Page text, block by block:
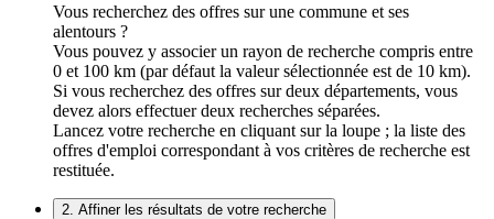
Vous recherchez des offres sur une commune et ses
alentours ?
Vous pouvez y associer un rayon de recherche compris entre
0 et 100 km (par défaut la valeur sélectionnée est de 10 km).
Si vous recherchez des offres sur deux départements, vous
devez alors effectuer deux recherches séparées.
Lancez votre recherche en cliquant sur la loupe ; la liste des
offres d'emploi correspondant à vos critères de recherche est
restituée.
2. Affiner les résultats de votre recherche